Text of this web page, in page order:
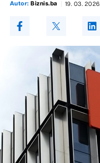
Autor: Biznis.ba 19. 03. 2026.